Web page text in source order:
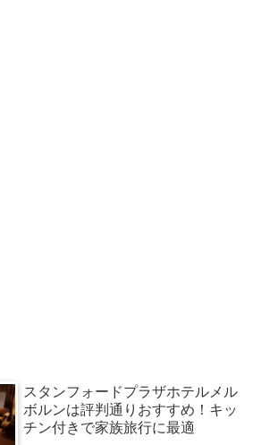
スタンフォードプラザホテルメル
ボルンは評判通りおすすめ！キッ
チン付きで家族旅行に最適